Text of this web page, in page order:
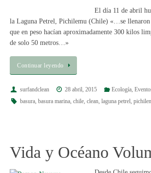
El día 11 de abril
la Laguna Petrel, Pichilemu (Chile) «…se llenaron
que en peso hacían aproximadamente 300 kilos
de solo 50 metros…»
Continuar leyendo
surfandclean 28 abril, 2015 Ecología,
basura, basura marina, chile, clean, laguna petrel,
Vida y Océano